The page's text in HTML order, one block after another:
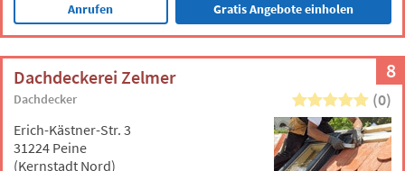
Anrufen Gratis Angebote einholen
8
Dachdeckerei Zelmer
Dachdecker (0)
Erich-Kästner-Str. 3
31224 Peine
(Kernstadt Nord)